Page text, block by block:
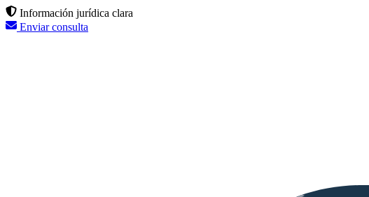
Información jurídica clara
Enviar consulta